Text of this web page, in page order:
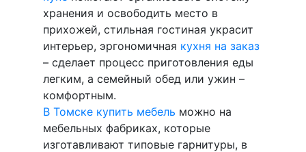
хранения и освободить место в
прихожей, стильная гостиная украсит
интерьер, эргономичная кухня на заказ
– сделает процесс приготовления еды
легким, а семейный обед или ужин –
комфортным.
В Томске купить мебель можно на
мебельных фабриках, которые
изготавливают типовые гарнитуры, в